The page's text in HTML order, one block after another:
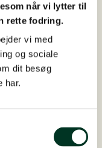
når vi lytter til
rette fodring.
vi med
og sociale
dit besøg
har.